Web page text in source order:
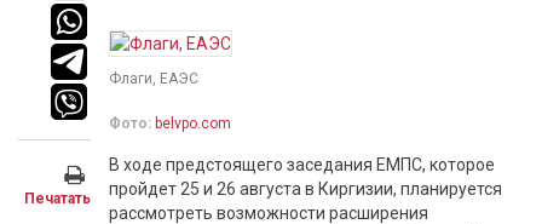
Печатать
Флаги, ЕАЭС
Фото: belvpo.com
В ходе предстоящего заседания ЕМПС, которое
пройдет 25 и 26 августа в Киргизии, планируется
рассмотреть возможности расширения